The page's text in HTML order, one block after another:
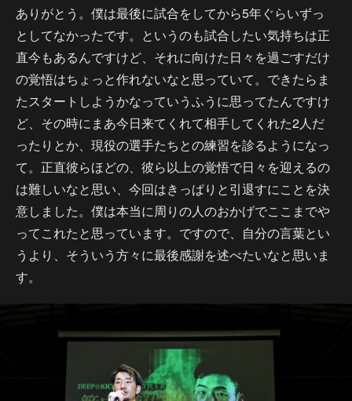
ありがとう。僕は最後に試合をしてから5年ぐらいずっ
としてなかったです。というのも試合したい気持ちは正
直今もあるんですけど、それに向けた日々を過ごすだけ
の覚悟はちょっと作れないなと思っていて。できたらま
たスタートしようかなっていうふうに思ってたんですけ
ど、その時にまあ今日来てくれて相手してくれた2人だ
ったりとか、現役の選手たちとの練習を診るようになっ
て。正直彼らほどの、彼ら以上の覚悟で日々を迎えるの
は難しいなと思い、今回はきっぱりと引退すにことを決
意しました。僕は本当に周りの人のおかげでここまでや
ってこれたと思っています。ですので、自分の言葉とい
うより、そういう方々に最後感謝を述べたいなと思いま
す。